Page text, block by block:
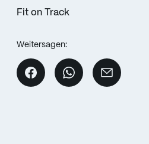
Fit on Track
Weitersagen: